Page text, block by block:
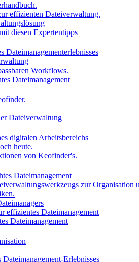
effizienten Dateiverwaltung.
diesen Expertentipps
Workflows.
Dateimanagement
Dateiverwaltung
digitalen Arbeitsbereichs
heute.
von Keofinder's.
Dateimanagement
zur
effizientes Dateimanagement
Dateimanagement
Erlebnisses